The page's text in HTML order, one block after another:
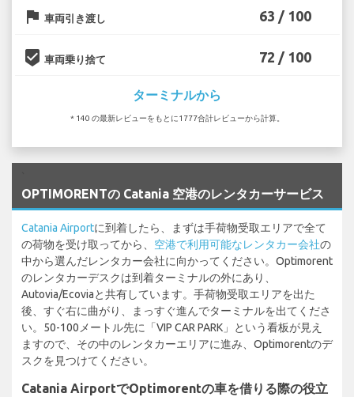
flag 車両引き渡し 63 / 100
beenhere 車両乗り捨て 72 / 100
ターミナルから
* 140 の最新レビューをもとに1777合計レビューから計算。
OPTIMORENTの Catania 空港のレンタカーサービス
Catania Airportに到着したら、まずは手荷物受取エリアで全て
の荷物を受け取ってから、 空港で利用可能なレンタカー会社の
中から選んだレンタカー会社に向かってください。Optimorent
のレンタカーデスクは到着ターミナルの外にあり、
Autovia/Ecoviaと共有しています。手荷物受取エリアを出た
後、すぐ右に曲がり、まっすぐ進んでターミナルを出てくださ
い。50-100メートル先に「VIP CAR PARK」という看板が見え
ますので、その中のレンタカーエリアに進み、Optimorentのデ
スクを見つけてください。
Catania AirportでOptimorentの車を借りる際の役立